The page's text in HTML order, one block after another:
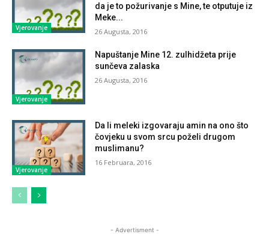
Vjerovanje
da je to požurivanje s Mine, te otputuje iz
Meke...
26 Augusta, 2016
Vjerovanje
Napuštanje Mine 12. zulhidžeta prije
sunčeva zalaska
26 Augusta, 2016
Vjerovanje
Da li meleki izgovaraju amin na ono što
čovjeku u svom srcu poželi drugom
muslimanu?
16 Februara, 2016
- Advertisment -